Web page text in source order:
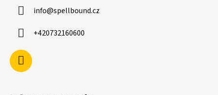
info@spellbound.cz
+420732160600